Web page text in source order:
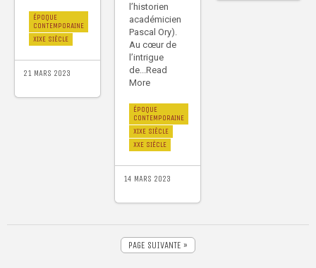
ÉPOQUE
CONTEMPORAINE
XIXE SIÈCLE
21 MARS 2023
l’historien
académicien
Pascal Ory).
Au cœur de
l’intrigue
de...Read
More
ÉPOQUE
CONTEMPORAINE
XIXE SIÈCLE
XXE SIÈCLE
14 MARS 2023
PAGE SUIVANTE »